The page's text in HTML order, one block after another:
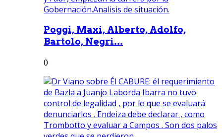
Poggi, Maxi, Alberto, Adolfo,
Bartolo, Negri...
0